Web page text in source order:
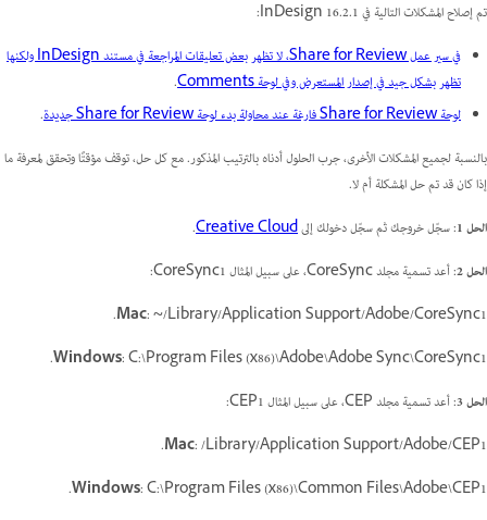
تم إصلاح المشكلات التالية في InDesign 16.2.1:
في سير عمل Share for Review، لا تظهر بعض تعليقات المراجعة في مستند InDesign ولكنها
تظهر بشكل جيد في إصدار المستعرض وفي لوحة Comments
.
لوحة Share for Review فارغة عند محاولة بدء لوحة Share for Review جديدة
.
بالنسبة لجميع المشكلات الأخرى، جرب الحلول أدناه بالترتيب المذكور. مع كل حل، توقف مؤقتًا وتحقق لمعرفة ما
إذا كان قد تم حل المشكلة أم لا.
الحل 1 : سجّل خروجك ثم سجّل دخولك إلىCreative Cloud
.
الحل 2 : أعد تسمية مجلد CoreSync، على سبيل المثال CoreSync1:
Mac: ~/Library/Application Support/Adobe/CoreSync1.
Windows: C:\Program Files (x86)\Adobe\Adobe Sync\CoreSync1.
الحل 3 : أعد تسمية مجلد CEP، على سبيل المثال CEP1:
Mac: /Library/Application Support/Adobe/CEP1.
Windows: C:\Program Files (x86)\Common Files\Adobe\CEP1.